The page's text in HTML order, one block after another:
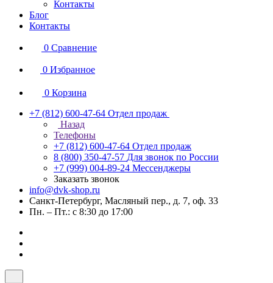
Контакты
Блог
Контакты
0 Сравнение
0 Избранное
0 Корзина
+7 (812) 600-47-64 Отдел продаж
Назад
Телефоны
+7 (812) 600-47-64 Отдел продаж
8 (800) 350-47-57 Для звонок по России
+7 (999) 004-89-24 Мессенджеры
Заказать звонок
info@dvk-shop.ru
Санкт-Петербург, Масляный пер., д. 7, оф. 33
Пн. – Пт.: с 8:30 до 17:00